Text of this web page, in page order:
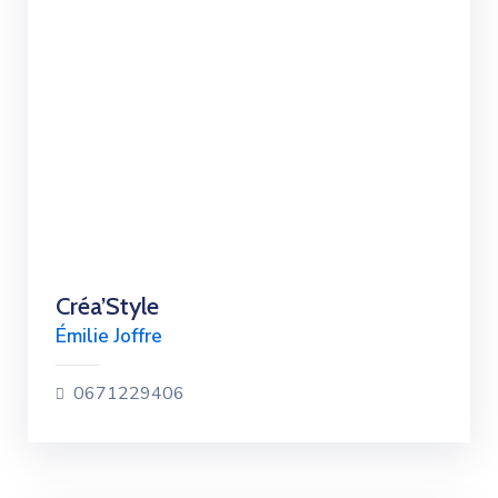
Créa’Style
Émilie Joffre
0671229406